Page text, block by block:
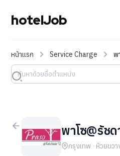
hotelJob
หน้าแรก Service Charge พ
พาโซ@รัช
กรุงเทพ · ห้วยขวา